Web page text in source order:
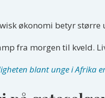
økonomi betyr
fra morgen til kveld.
blant unge i Afrika